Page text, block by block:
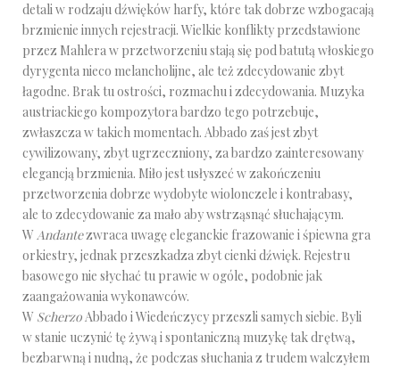
detali w rodzaju dźwięków harfy, które tak dobrze wzbogacają
brzmienie innych rejestracji. Wielkie konflikty przedstawione
przez Mahlera w przetworzeniu stają się pod batutą włoskiego
dyrygenta nieco melancholijne, ale też zdecydowanie zbyt
łagodne. Brak tu ostrości, rozmachu i zdecydowania. Muzyka
austriackiego kompozytora bardzo tego potrzebuje,
zwłaszcza w takich momentach. Abbado zaś jest zbyt
cywilizowany, zbyt ugrzeczniony, za bardzo zainteresowany
elegancją brzmienia. Miło jest usłyszeć w zakończeniu
przetworzenia dobrze wydobyte wiolonczele i kontrabasy,
ale to zdecydowanie za mało aby wstrząsnąć słuchającym.
WAndantezwraca uwagę eleganckie frazowanie i śpiewna gra
orkiestry, jednak przeszkadza zbyt cienki dźwięk. Rejestru
basowego nie słychać tu prawie w ogóle, podobnie jak
zaangażowania wykonawców.
W ScherzoAbbado i Wiedeńczycy przeszli samych siebie. Byli
w stanie uczynić tę żywą i spontaniczną muzykę tak drętwą,
bezbarwną i nudną, że podczas słuchania z trudem walczyłem